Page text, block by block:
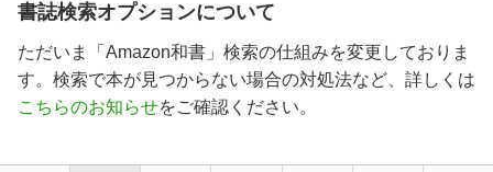
書誌検索オプションについて
ただいま「Amazon和書」検索の仕組みを変更しておりま
す。検索で本が見つからない場合の対処法など、詳しくは
こちらのお知らせをご確認ください。